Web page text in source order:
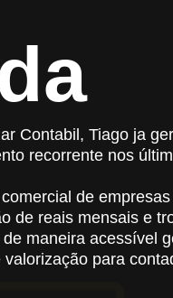
Contabil, Tiago ja
recorrente nos
de
de reais mensais e
maneira acessível
para